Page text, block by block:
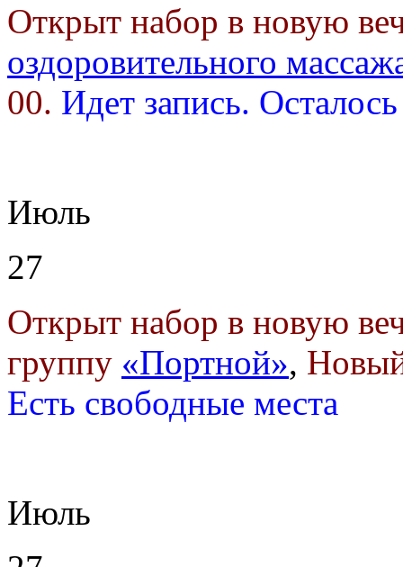
Открыт набор в новую
оздоровительного
00. Идет запись.
Июль
27
Открыт набор в новую
группу «Портной»,
Есть свободные места
Июль